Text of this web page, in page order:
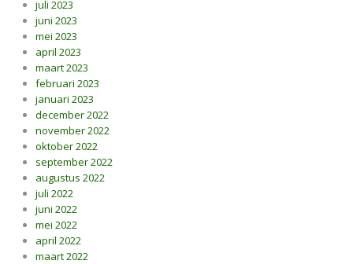
juli 2023
juni 2023
mei 2023
april 2023
maart 2023
februari 2023
januari 2023
december 2022
november 2022
oktober 2022
september 2022
augustus 2022
juli 2022
juni 2022
mei 2022
april 2022
maart 2022